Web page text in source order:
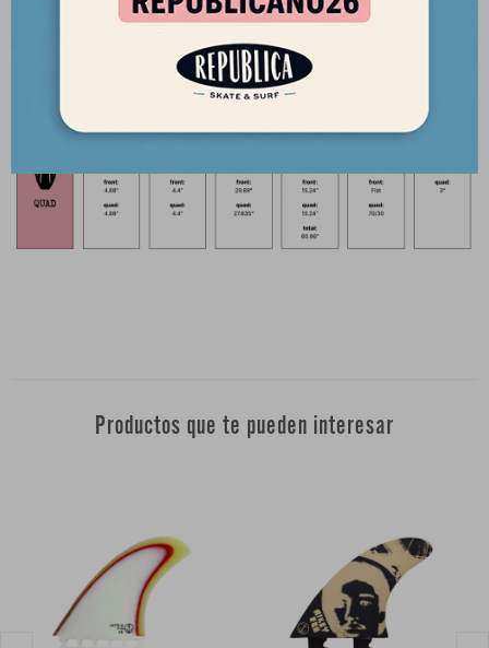
- Compatibilidad: Compatible con el sistema de quillas Futures.
- Construcción: Fibra de vidrio
Productos que te pueden interesar